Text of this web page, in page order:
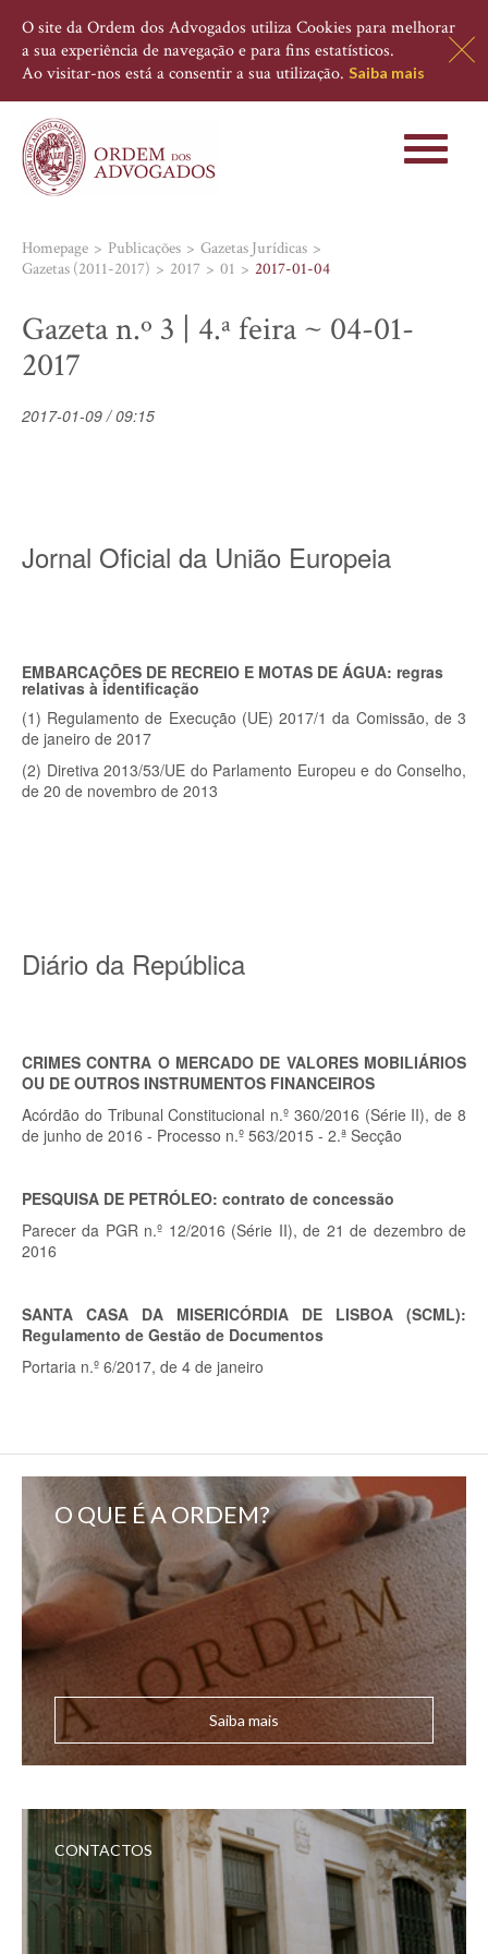
O site da Ordem dos Advogados utiliza Cookies para melhorar
a sua experiência de navegação e para fins estatísticos.
Ao visitar-nos está a consentir a sua utilização. Saiba mais
Toggle
Homepage Publicações
Gazetas Jurídicas
Gazetas (2011-2017)
2017 01 2017-01-04
Gazeta n.º 3 | 4.ª feira ~ 04-01-
2017
2017-01-09 / 09:15
Jornal Oficial da União Europeia
EMBARCAÇÕES DE RECREIO E MOTAS DE ÁGUA: regras
relativas à identificação
(1) Regulamento de Execução (UE) 2017/1 da Comissão, de 3
de janeiro de 2017
(2) Diretiva 2013/53/UE do Parlamento Europeu e do Conselho,
de 20 de novembro de 2013
Diário da República
CRIMES CONTRA O MERCADO DE VALORES MOBILIÁRIOS
OU DE OUTROS INSTRUMENTOS FINANCEIROS
Acórdão do Tribunal Constitucional n.º 360/2016 (Série II), de 8
de junho de 2016 - Processo n.º 563/2015 - 2.ª Secção
PESQUISA DE PETRÓLEO: contrato de concessão
Parecer da PGR n.º 12/2016 (Série II), de 21 de dezembro de
2016
SANTA CASA DA MISERICÓRDIA DE LISBOA (SCML):
Regulamento de Gestão de Documentos
Portaria n.º 6/2017, de 4 de janeiro
O QUE É A ORDEM?
Saiba mais
CONTACTOS